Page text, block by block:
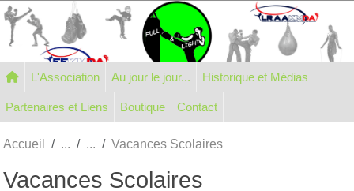
L'Association Au jour le jour... Historique et Médias
Partenaires et Liens Boutique Contact
Accueil Vacances Scolaires
Vacances Scolaires
Panneau de gestion des cookies